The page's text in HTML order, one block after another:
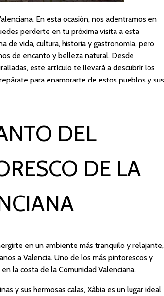
En esta ocasión, nos adentramos en
perderte en tu próxima visita a esta
de vida, cultura, historia y gastronomía, pero
de encanto y belleza natural. Desde
este artículo te llevará a descubrir los
para enamorarte de estos pueblos y sus
DEL
DE LA
en un ambiente más tranquilo y relajante,
a Valencia. Uno de los más pintorescos y
la costa de la Comunidad Valenciana.
y sus hermosas calas, Xàbia es un lugar ideal